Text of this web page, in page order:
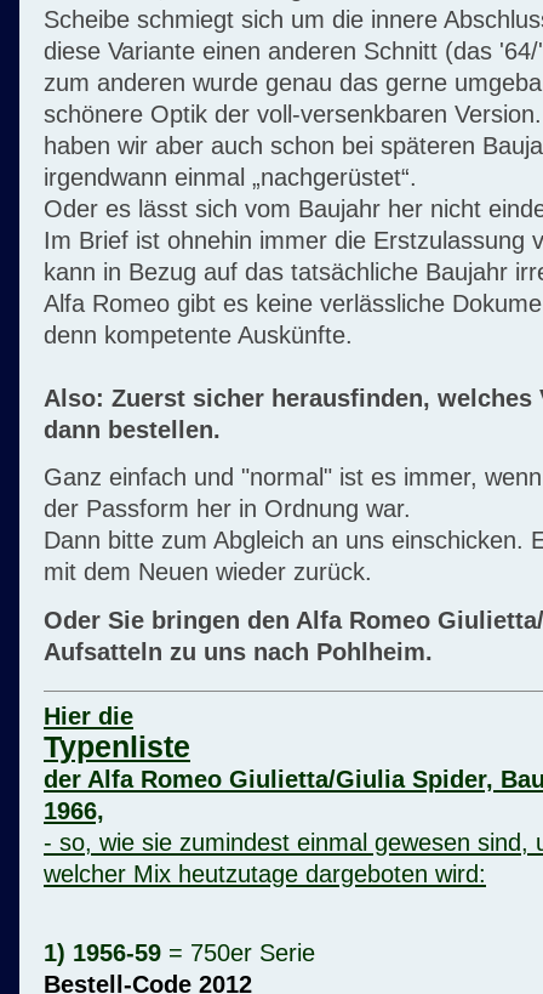
Scheibe schmiegt sich um die innere
diese Variante einen anderen Schnitt (das
zum anderen wurde genau das gerne
schönere Optik der voll-versenkbaren
haben wir aber auch schon bei späteren
irgendwann einmal „nachgerüstet“.
Oder es lässt sich vom Baujahr her nicht
Im Brief ist ohnehin immer die Erstzulassung
kann in Bezug auf das tatsächliche Baujahr
Alfa Romeo gibt es keine verlässliche
denn kompetente Auskünfte.
Also: Zuerst sicher herausfinden, welches
dann bestellen.
Ganz einfach und "normal" ist es immer,
der Passform her in Ordnung war.
Dann bitte zum Abgleich an uns einschicken.
mit dem Neuen wieder zurück.
Oder Sie bringen den Alfa Romeo
Aufsatteln zu uns nach Pohlheim.
Hier die
Typenliste
der Alfa Romeo Giulietta/Giulia Spider,
1966,
- so, wie sie zumindest einmal gewesen sind,
welcher Mix heutzutage dargeboten wird:
1) 1956-59 = 750er Serie
Bestell-Code 2012